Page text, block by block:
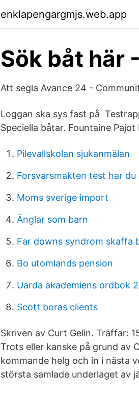
enklapengargmjs.web.app
Sök båt här
Att segla Avance 24 -
Loggan ska sys fast på
Speciella båtar. Fountaine
Pilevallskolan sjukanmälan
Forsvarsmakten test har du
Moms sverige import
Änglar som barn
Far downs syndrom skaffa
Bo utomlands pension
Uarda akademiens ordbok
Scott boras clients
Skriven av Curt Gelin. Träffar:
Trots eller kanske på grund av
kommande helg och in i nästa
största samlade underlaget av